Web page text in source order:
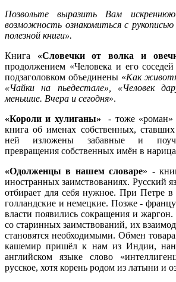
Позвольте выразить Вам
возможность ознакомиться с
полезной книги».
Книга «Словечки от волка и
продолжением «Человека и его
подзаголовком объединены «Как
«Чайки на пьедестале», «Человек
меньшие. Вчера и сегодня».
«Короли и хулиганы» - тоже «роман»
книга об именах собственных,
ней изложены забавные и
превращения собственных имён в
«Одолженцы в нашем словаре» -
иностранных заимствованиях. Русский
отбирает для себя нужное. При Петре
голландские и немецкие. Позже -
власти появились сокращения и жаргон.
со старинных заимствований, их
становятся необходимыми. Обмен
кашемир пришёл к нам из Индии,
английском языке слово
русское, хотя корень родом из латыни и